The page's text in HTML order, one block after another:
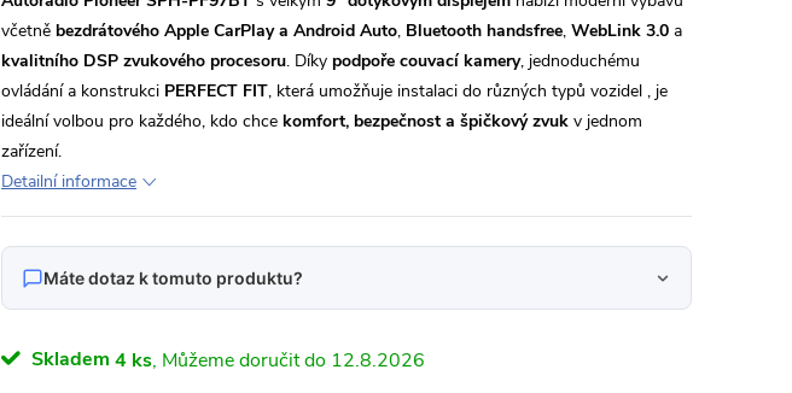
včetně bezdrátového Apple CarPlay a Android Auto, Bluetooth handsfree, WebLink 3.0 a
kvalitního DSP zvukového procesoru. Díky podpoře couvací kamery, jednoduchému
ovládání a konstrukci PERFECT FIT, která umožňuje instalaci do různých typů vozidel , je
ideální volbou pro každého, kdo chce komfort, bezpečnost a špičkový zvuk v jednom
zařízení.
Detailní informace
Máte dotaz k tomuto produktu?
Napište nám svůj dotaz
Skladem 4 ks 12.8.2026